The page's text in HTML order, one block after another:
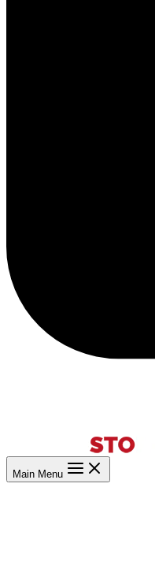
Main Menu